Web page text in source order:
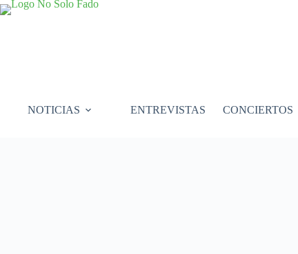
Saltar
al
NOTICIAS ENTREVISTAS CONCIERTOS